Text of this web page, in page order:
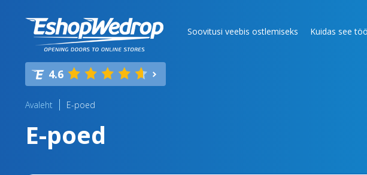
Soovitusi veebis ostlemiseks Kuidas see
4.6
Avaleht E-poed
E-poed